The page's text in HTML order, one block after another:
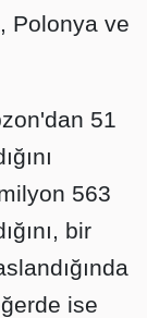
Polonya ve
51
563
bir
ise